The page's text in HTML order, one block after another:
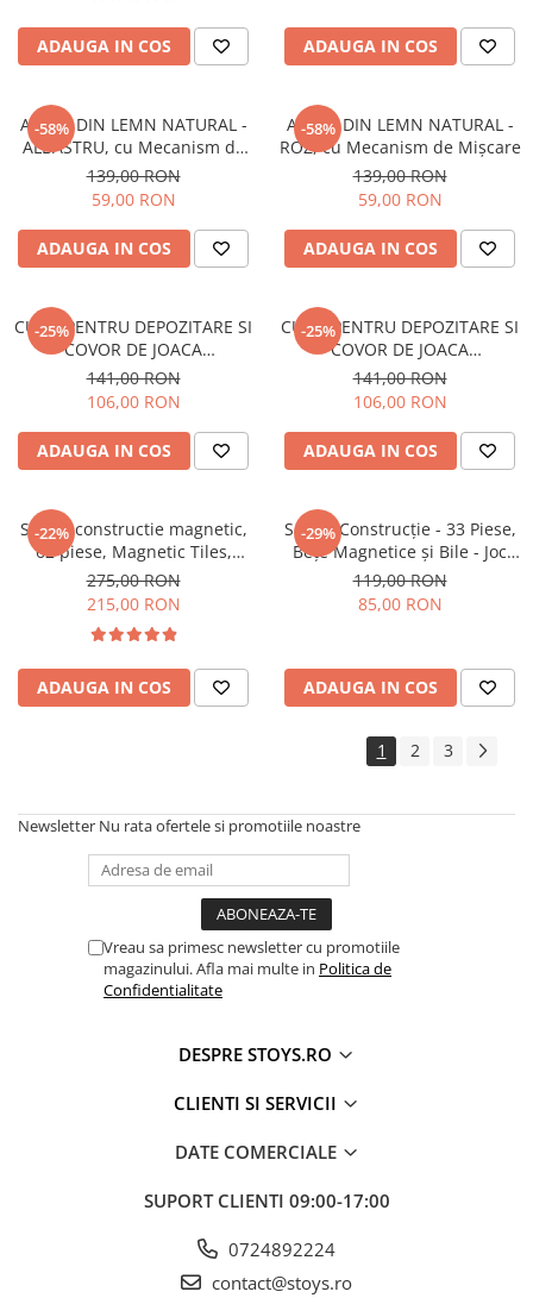
ADAUGA IN COS ADAUGA IN COS
-58%
AVION DIN LEMN NATURAL -
ALBASTRU, cu Mecanism de
Mișcare
139,00 RON
59,00 RON
ADAUGA IN COS
-58%
AVION DIN LEMN NATURAL -
ROZ, cu Mecanism de Mișcare
139,00 RON
59,00 RON
ADAUGA IN COS
-25%
CUTIE PENTRU DEPOZITARE SI
COVOR DE JOACA
INTERACTIVA- TEMA SAH
141,00 RON
106,00 RON
ADAUGA IN COS
-25%
CUTIE PENTRU DEPOZITARE SI
COVOR DE JOACA
INTERACTIVA- TEMA SPATIU
COSMIC
141,00 RON
106,00 RON
ADAUGA IN COS
-22%
Set de constructie magnetic,
62 piese, Magnetic Tiles,
Multicolore de forme
geometrice diferite, 2D, 3D
275,00 RON
215,00 RON
ADAUGA IN COS
-29%
Set de Construcție - 33 Piese,
Bețe Magnetice și Bile - Joc
Magnetic Educativ și Creativ
pentru Copii
119,00 RON
85,00 RON
ADAUGA IN COS
1 2 3
Newsletter Nu rata ofertele si promotiile noastre
Vreau sa primesc newsletter cu promotiile
magazinului. Afla mai multe in Politica de
Confidentialitate
DESPRE STOYS.RO
CLIENTI SI SERVICII
DATE COMERCIALE
SUPORT CLIENTI 09:00-17:00
0724892224
contact@stoys.ro